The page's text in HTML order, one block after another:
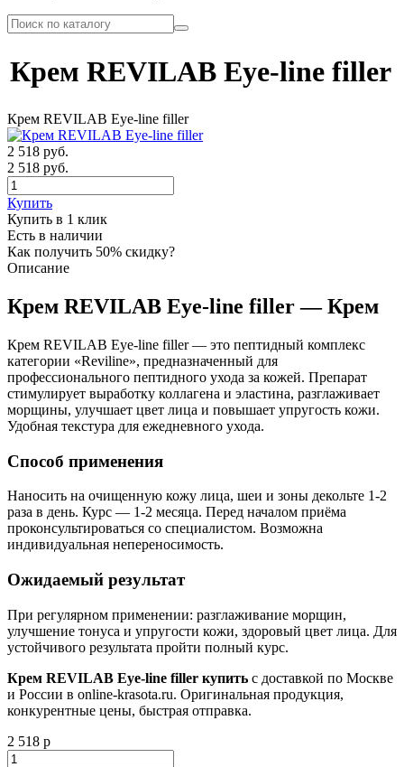
Крем REVILAB Eye-line filler
Крем REVILAB Eye-line filler
2 518 руб.
2 518 руб.
Купить
Купить в 1 клик
Есть в наличии
Как получить 50% скидку?
Описание
Крем REVILAB Eye-line filler — Крем
Крем REVILAB Eye-line filler — это пептидный комплекс
категории «Reviline», предназначенный для
профессионального пептидного ухода за кожей. Препарат
стимулирует выработку коллагена и эластина, разглаживает
морщины, улучшает цвет лица и повышает упругость кожи.
Удобная текстура для ежедневного ухода.
Способ применения
Наносить на очищенную кожу лица, шеи и зоны декольте 1-2
раза в день. Курс — 1-2 месяца. Перед началом приёма
проконсультироваться со специалистом. Возможна
индивидуальная непереносимость.
Ожидаемый результат
При регулярном применении: разглаживание морщин,
улучшение тонуса и упругости кожи, здоровый цвет лица. Для
устойчивого результата пройти полный курс.
Крем REVILAB Eye-line filler купить с доставкой по Москве
и России в online-krasota.ru. Оригинальная продукция,
конкурентные цены, быстрая отправка.
2 518 р